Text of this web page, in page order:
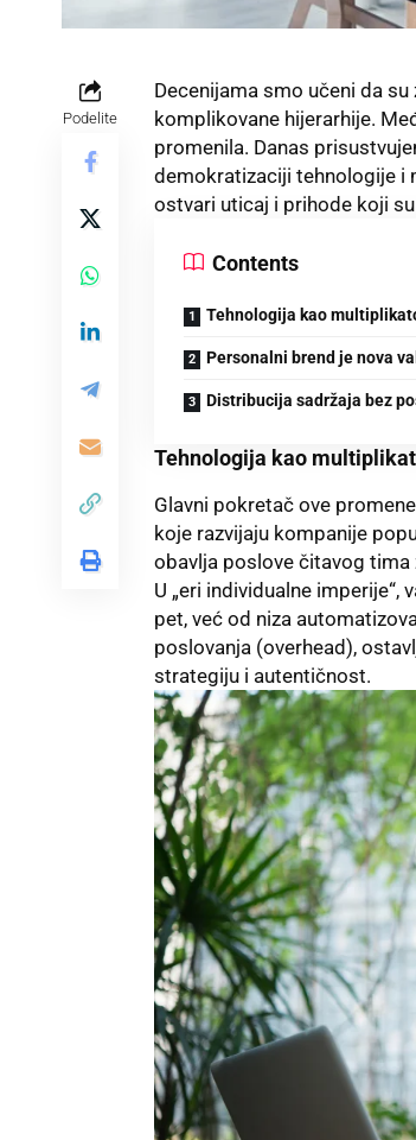
Podelite
Decenijama smo učeni da
komplikovane hijerarhije.
promenila. Danas
demokratizaciji tehnologije i
ostvari uticaj i prihode koji
Contents
Tehnologija kao
Personalni brend je nova
Distribucija sadržaja bez
Tehnologija kao
Glavni pokretač ove
koje razvijaju kompanije
obavlja poslove čitavog
U „eri individualne
pet, već od niza
poslovanja (overhead),
strategiju i autentičnost.